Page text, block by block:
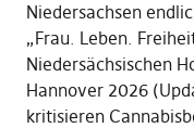
Niedersachsen
„Frau. Leben.
Niedersächsischen
Hannover 2026
kritisieren